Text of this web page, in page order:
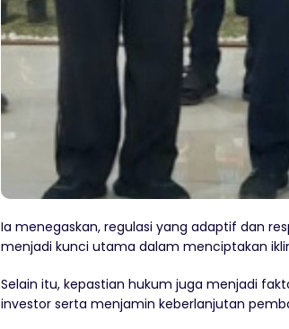
Ia menegaskan, regulasi yang adaptif dan
menjadi kunci utama dalam menciptakan
Selain itu, kepastian hukum juga menjadi
investor serta menjamin keberlanjutan